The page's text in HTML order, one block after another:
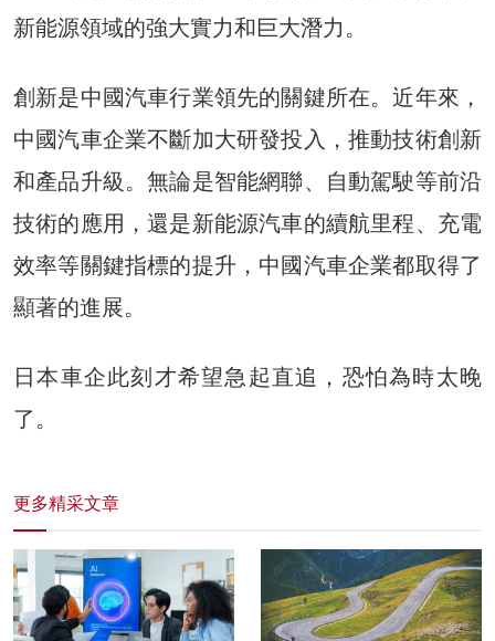
新能源領域的強大實力和巨大潛力。
創新是中國汽車行業領先的關鍵所在。近年來，
中國汽車企業不斷加大研發投入，推動技術創新
和產品升級。無論是智能網聯、自動駕駛等前沿
技術的應用，還是新能源汽車的續航里程、充電
效率等關鍵指標的提升，中國汽車企業都取得了
顯著的進展。
日本車企此刻才希望急起直追，恐怕為時太晚
了。
更多精采文章